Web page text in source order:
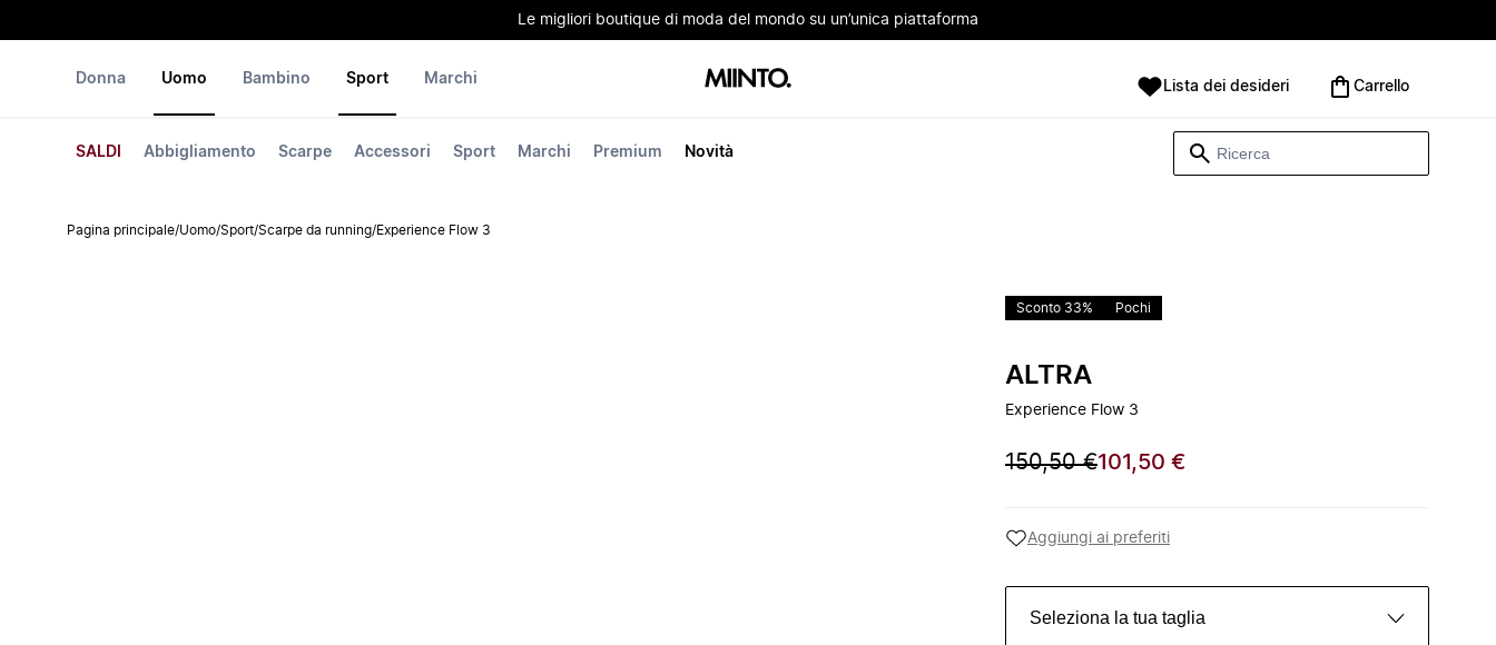
Le migliori boutique di moda del mondo su un’unica piattaforma
Donna Uomo
SALDI Abbigliamento Scarpe Accessori Sport Marchi Premium Novità
Bambino Sport Marchi Lista dei desideri Carrello
Pagina principale/Uomo/Sport/Scarpe da running/Experience Flow 3
Sconto 33% Pochi
ALTRA
Experience Flow 3
150,50 €101,50 €
Aggiungi ai preferiti
Seleziona la tua taglia